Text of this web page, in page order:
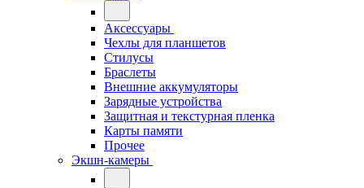
Аксессуары
Чехлы для планшетов
Стилусы
Браслеты
Внешние аккумуляторы
Зарядные устройства
Защитная и текстурная пленка
Карты памяти
Прочее
Экшн-камеры